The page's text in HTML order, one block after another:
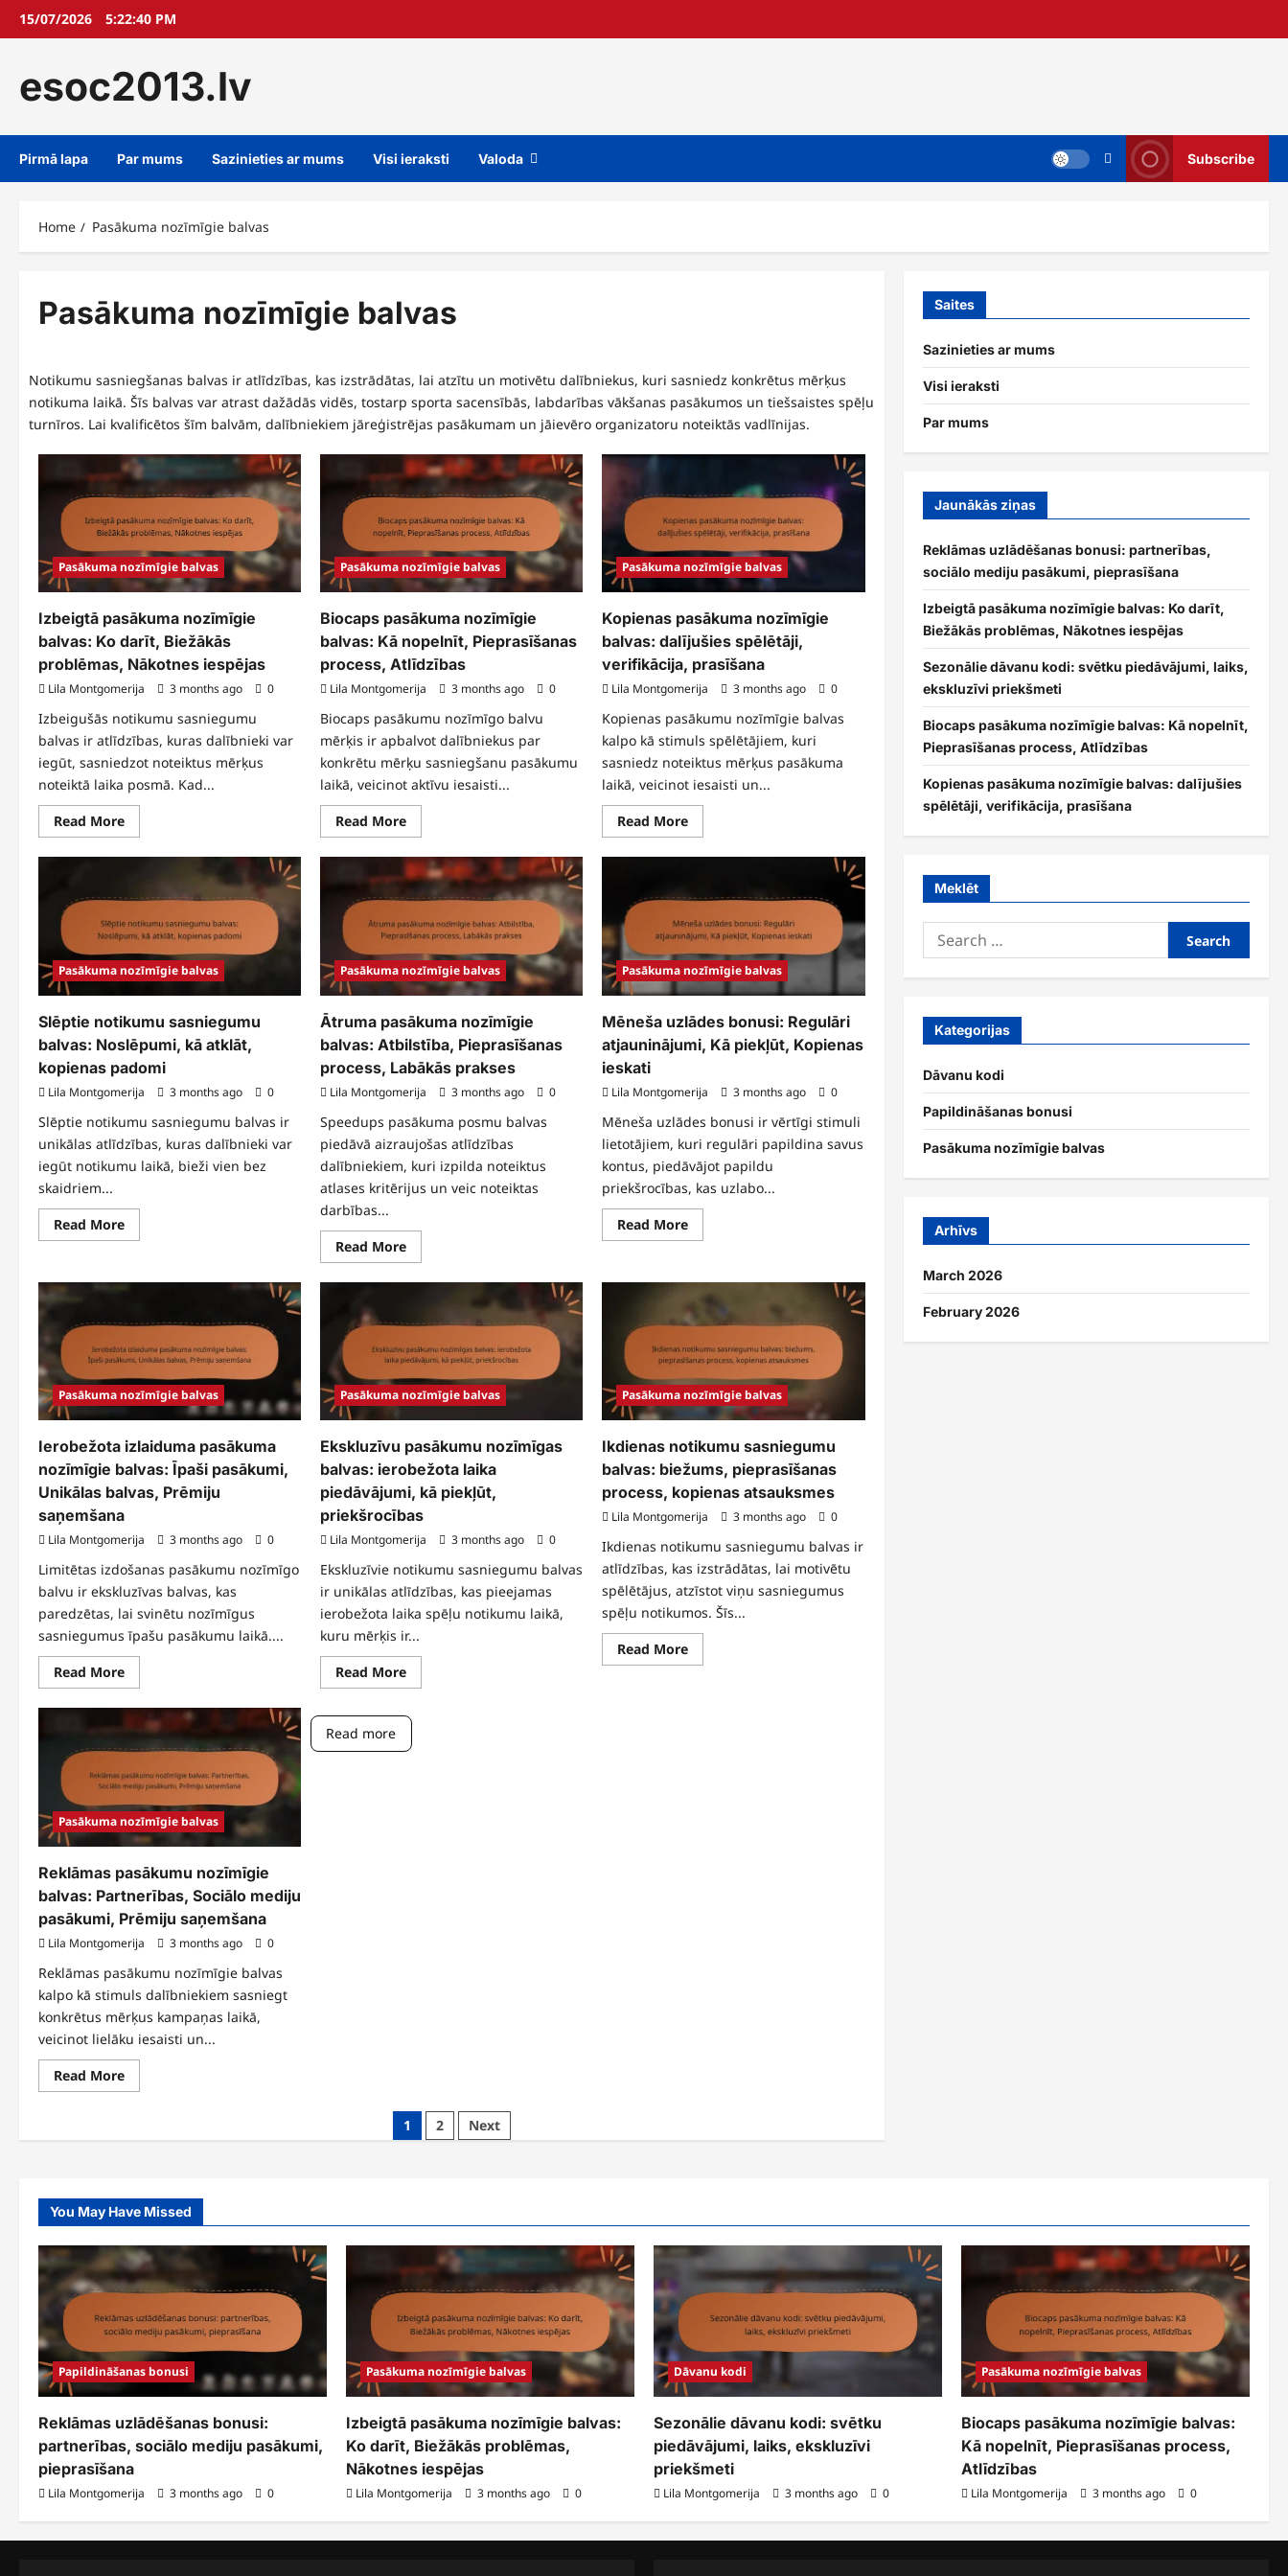
Skip15/07/2026 5:22:41 PM
esoc2013.lv
Pirmā lapa Par mums Sazinieties ar mums Visi ieraksti Valoda Subscribe
Home Pasākuma nozīmīgie balvas
Pasākuma nozīmīgie balvas
Notikumu sasniegšanas balvas ir atlīdzības, kas izstrādātas, lai atzītu un motivētu dalībniekus, kuri sasniedz konkrētus mērķus
notikuma laikā. Šīs balvas var atrast dažādās vidēs, tostarp sporta sacensībās, labdarības vākšanas pasākumos un tiešsaistes spēļu
turnīros. Lai kvalificētos šīm balvām, dalībniekiem jāreģistrējas pasākumam un jāievēro organizatoru noteiktās vadlīnijas.
Pasākuma nozīmīgie balvas
Izbeigtā pasākuma nozīmīgie
balvas: Ko darīt, Biežākās
problēmas, Nākotnes iespējas
Lila Montgomerija 3 months ago 0
Izbeigušās notikumu sasniegumu
balvas ir atlīdzības, kuras dalībnieki var
iegūt, sasniedzot noteiktus mērķus
noteiktā laika posmā. Kad...
Read MoreRead
more
Izbeigtā
balvas:
darīt,
Biežākās
problēmas,
Nākotnes
iespējas
Pasākuma nozīmīgie balvas
Biocaps pasākuma nozīmīgie
balvas: Kā nopelnīt, Pieprasīšanas
process, Atlīdzības
Lila Montgomerija 3 months ago 0
Biocaps pasākumu nozīmīgo balvu
mērķis ir apbalvot dalībniekus par
konkrētu mērķu sasniegšanu pasākumu
laikā, veicinot aktīvu iesaisti...
Read MoreRead
more
Biocaps
pasākuma
nozīmīgie
balvas:
nopelnīt,
Pieprasīšanas
process,
Atlīdzības
Pasākuma nozīmīgie balvas
Kopienas pasākuma nozīmīgie
balvas: dalījušies spēlētāji,
verifikācija, prasīšana
Lila Montgomerija 3 months ago 0
Kopienas pasākumu nozīmīgie balvas
kalpo kā stimuls spēlētājiem, kuri
sasniedz noteiktus mērķus pasākuma
laikā, veicinot iesaisti un...
Read MoreRead
more
Kopienas
balvas:
spēlētāji,
verifikācija,
prasīšana
Pasākuma nozīmīgie balvas
Slēptie notikumu sasniegumu
balvas: Noslēpumi, kā atklāt,
kopienas padomi
Lila Montgomerija 3 months ago 0
Slēptie notikumu sasniegumu balvas ir
unikālas atlīdzības, kuras dalībnieki var
iegūt notikumu laikā, bieži vien bez
skaidriem...
Read MoreRead
more
sasniegumu
kā
atklāt,
kopienas
Pasākuma nozīmīgie balvas
Ātruma pasākuma nozīmīgie
balvas: Atbilstība, Pieprasīšanas
process, Labākās prakses
Lila Montgomerija 3 months ago 0
Speedups pasākuma posmu balvas
piedāvā aizraujošas atlīdzības
dalībniekiem, kuri izpilda noteiktus
atlases kritērijus un veic noteiktas
darbības...
Read MoreRead
more
Ātruma
nozīmīgie
balvas:
Pieprasīšanas
process,
Labākās
prakses
Pasākuma nozīmīgie balvas
Mēneša uzlādes bonusi: Regulāri
atjauninājumi, Kā piekļūt, Kopienas
ieskati
Lila Montgomerija 3 months ago 0
Mēneša uzlādes bonusi ir vērtīgi stimuli
lietotājiem, kuri regulāri papildina savus
kontus, piedāvājot papildu
priekšrocības, kas uzlabo...
Read MoreRead
more
Regulāri
atjauninājumi,
Kā
piekļūt,
Kopienas
ieskati
Pasākuma nozīmīgie balvas
Ierobežota izlaiduma pasākuma
nozīmīgie balvas: Īpaši pasākumi,
Unikālas balvas, Prēmiju
saņemšana
Lila Montgomerija 3 months ago 0
Limitētas izdošanas pasākumu nozīmīgo
balvu ir ekskluzīvas balvas, kas
paredzētas, lai svinētu nozīmīgus
sasniegumus īpašu pasākumu laikā....
Read MoreRead
more
Ierobežota
izlaiduma
pasākuma
nozīmīgie
Īpaši
pasākumi,
Unikālas
balvas,
Prēmiju
saņemšana
Pasākuma nozīmīgie balvas
Ekskluzīvu pasākumu nozīmīgas
balvas: ierobežota laika
piedāvājumi, kā piekļūt,
priekšrocības
Lila Montgomerija 3 months ago 0
Ekskluzīvie notikumu sasniegumu balvas
ir unikālas atlīdzības, kas pieejamas
ierobežota laika spēļu notikumu laikā,
kuru mērķis ir...
Read MoreRead
more
Ekskluzīvu
pasākumu
balvas:
Pasākuma nozīmīgie balvas
Ikdienas notikumu sasniegumu
balvas: biežums, pieprasīšanas
process, kopienas atsauksmes
Lila Montgomerija 3 months ago 0
Ikdienas notikumu sasniegumu balvas ir
atlīdzības, kas izstrādātas, lai motivētu
spēlētājus, atzīstot viņu sasniegumus
spēļu notikumos. Šīs...
Read MoreRead
more
Pasākuma nozīmīgie balvas
Reklāmas pasākumu nozīmīgie
balvas: Partnerības, Sociālo mediju
pasākumi, Prēmiju saņemšana
Lila Montgomerija 3 months ago 0
Reklāmas pasākumu nozīmīgie balvas
kalpo kā stimuls dalībniekiem sasniegt
konkrētus mērķus kampaņas laikā,
veicinot lielāku iesaisti un...
Read MoreRead
more
nozīmīgie
mediju
pasākumi,
Prēmiju
Read more
1 2 Next
Saites
Sazinieties ar mums
Visi ieraksti
Par mums
Jaunākās ziņas
Reklāmas uzlādēšanas bonusi: partnerības,
sociālo mediju pasākumi, pieprasīšana
Izbeigtā pasākuma nozīmīgie balvas: Ko darīt,
Biežākās problēmas, Nākotnes iespējas
Sezonālie dāvanu kodi: svētku piedāvājumi, laiks,
ekskluzīvi priekšmeti
Biocaps pasākuma nozīmīgie balvas: Kā nopelnīt,
Pieprasīšanas process, Atlīdzības
Kopienas pasākuma nozīmīgie balvas: dalījušies
spēlētāji, verifikācija, prasīšana
Meklēt
Search
for:
Kategorijas
Dāvanu kodi
Papildināšanas bonusi
Pasākuma nozīmīgie balvas
Arhīvs
March 2026
February 2026
You May Have Missed
Papildināšanas bonusi
Reklāmas uzlādēšanas bonusi:
partnerības, sociālo mediju pasākumi,
pieprasīšana
Lila Montgomerija 3 months ago 0
Pasākuma nozīmīgie balvas
Izbeigtā pasākuma nozīmīgie balvas:
Ko darīt, Biežākās problēmas,
Nākotnes iespējas
Lila Montgomerija 3 months ago 0
Dāvanu kodi
Sezonālie dāvanu kodi: svētku
piedāvājumi, laiks, ekskluzīvi
priekšmeti
Lila Montgomerija 3 months ago 0
Pasākuma nozīmīgie balvas
Biocaps pasākuma nozīmīgie balvas:
Kā nopelnīt, Pieprasīšanas process,
Atlīdzības
Lila Montgomerija 3 months ago 0